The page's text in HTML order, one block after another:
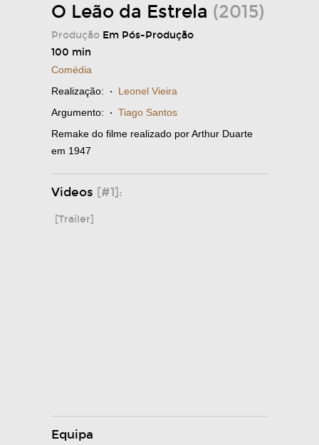
O Leão da Estrela (2015)
Produção Em Pós-Produção
100 min
Comédia
Realização: · Leonel Vieira
Argumento: · Tiago Santos
Remake do filme realizado por Arthur Duarte
em 1947
Videos [#1]:
[Trailer]
Equipa